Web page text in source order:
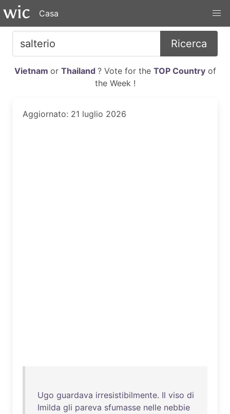
Casa
Ricerca
Vietnam or Thailand ? Vote for the TOP Countryof
the Week !
Aggiornato: 21 luglio 2026
Ugo guardava irresistibilmente. Il viso di
Imilda gli pareva sfumasse nelle nebbie